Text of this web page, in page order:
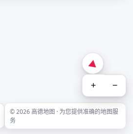
+ −
© 2026 高德地图 · 为您提供准确的地图服
务